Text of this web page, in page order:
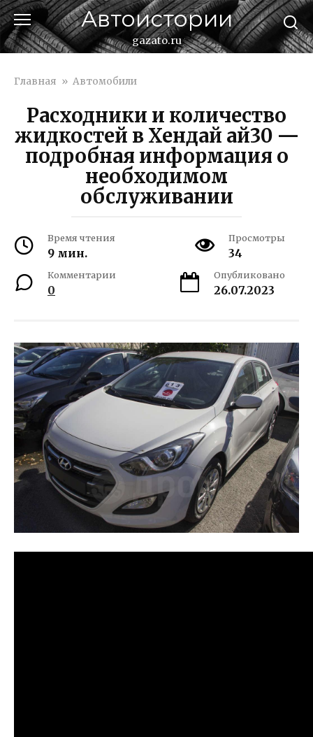
Перейти
к
контенту
Автоистории
gazato.ru
Главная » Автомобили
Расходники и количество
жидкостей в Хендай ай30 —
подробная информация о
необходимом
обслуживании
Время чтения
9 мин.
Просмотры
34
Комментарии
0
Опубликовано
26.07.2023